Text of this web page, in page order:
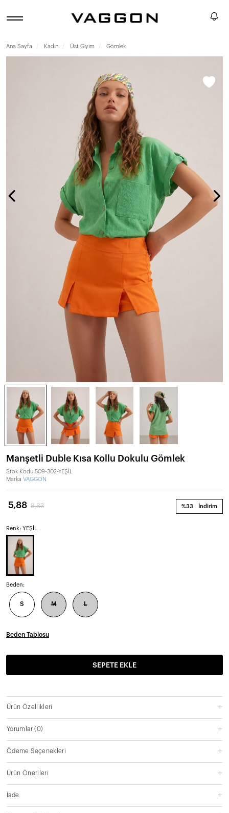
Ana Sayfa Kadın Üst Giyim Gömlek
Manşetli Duble Kısa Kollu Dokulu Gömlek
Stok Kodu 509-302-YEŞİL
Marka VAGGON
%33 İndirim
5,88 8,83
Renk: YEŞİL
Beden:
S M L
Beden Tablosu
SEPETE EKLE
Ürün Özellikleri
Yorumlar(0)
Ödeme Seçenekleri
Ürün Önerileri
İade